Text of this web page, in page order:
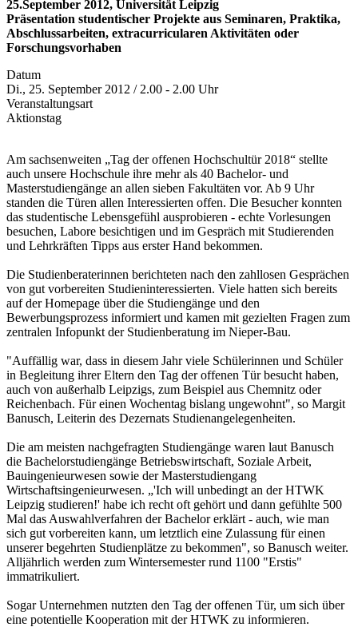
25.September 2012, Universität Leipzig
Präsentation studentischer Projekte aus Seminaren, Praktika,
Abschlussarbeiten, extracurricularen Aktivitäten oder
Forschungsvorhaben
Datum
Di., 25. September 2012 / 2.00 - 2.00 Uhr
Veranstaltungsart
Aktionstag
Am sachsenweiten „Tag der offenen Hochschultür 2018“ stellte
auch unsere Hochschule ihre mehr als 40 Bachelor- und
Masterstudiengänge an allen sieben Fakultäten vor. Ab 9 Uhr
standen die Türen allen Interessierten offen. Die Besucher konnten
das studentische Lebensgefühl ausprobieren - echte Vorlesungen
besuchen, Labore besichtigen und im Gespräch mit Studierenden
und Lehrkräften Tipps aus erster Hand bekommen.
Die Studienberaterinnen berichteten nach den zahllosen Gesprächen
von gut vorbereiten Studieninteressierten. Viele hatten sich bereits
auf der Homepage über die Studiengänge und den
Bewerbungsprozess informiert und kamen mit gezielten Fragen zum
zentralen Infopunkt der Studienberatung im Nieper-Bau.
"Auffällig war, dass in diesem Jahr viele Schülerinnen und Schüler
in Begleitung ihrer Eltern den Tag der offenen Tür besucht haben,
auch von außerhalb Leipzigs, zum Beispiel aus Chemnitz oder
Reichenbach. Für einen Wochentag bislang ungewohnt", so Margit
Banusch, Leiterin des Dezernats Studienangelegenheiten.
Die am meisten nachgefragten Studiengänge waren laut Banusch
die Bachelorstudiengänge Betriebswirtschaft, Soziale Arbeit,
Bauingenieurwesen sowie der Masterstudiengang
Wirtschaftsingenieurwesen. „'Ich will unbedingt an der HTWK
Leipzig studieren!' habe ich recht oft gehört und dann gefühlte 500
Mal das Auswahlverfahren der Bachelor erklärt - auch, wie man
sich gut vorbereiten kann, um letztlich eine Zulassung für einen
unserer begehrten Studienplätze zu bekommen", so Banusch weiter.
Alljährlich werden zum Wintersemester rund 1100 "Erstis"
immatrikuliert.
Sogar Unternehmen nutzten den Tag der offenen Tür, um sich über
eine potentielle Kooperation mit der HTWK zu informieren.